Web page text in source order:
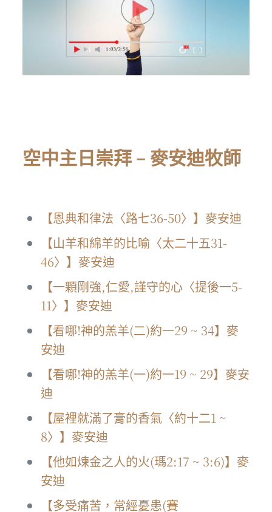
空中主日崇拜 – 麥安迪牧師
【恩典和律法〈路七36-50〉】麥安迪
【山羊和綿羊的比喻〈太二十五31-
46〉】麥安迪
【一顆剛強,仁愛,謹守的心〈提後一5-
11〉】麥安迪
【看哪!神的羔羊(二)約一29 ~ 34】麥
安迪
【看哪!神的羔羊(一)約一19 ~ 29】麥安
迪
【屋裡就滿了膏的香氣〈約十二1 ~
8〉】麥安迪
【他如煉金之人的火(瑪2:17 ~ 3:6)】麥
安迪
【多受痛苦，常經憂患(賽